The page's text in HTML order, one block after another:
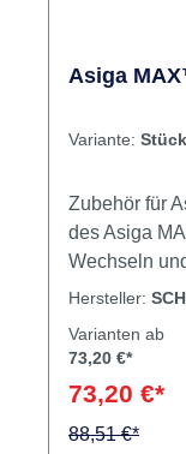
Asiga
Variante:
Zubehör für
des Asiga
Wechseln
Unser
1l, 2l, 5l oder
Jedes Tray
ausgestattet,
Hersteller:
Varianten ab
73,20 €*
73,20 €*
88,51 €*